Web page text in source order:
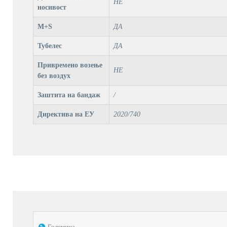
носивост
НЕ
M+S ДА
Тубелес ДА
Привремено возење
без воздух
НЕ
Заштита на бандаж /
Директива на ЕУ 2020/740